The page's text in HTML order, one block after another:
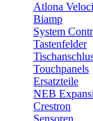
Atlona
Biamp
System
Tastenfelder
Touchpanels
Ersatzteile
NEB
Crestron
Sensoren